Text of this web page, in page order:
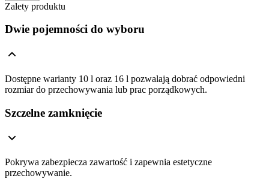
Zalety produktu
Dwie pojemności do wyboru
Dostępne warianty 10 l oraz 16 l pozwalają dobrać odpowiedni
rozmiar do przechowywania lub prac porządkowych.
Szczelne zamknięcie
Pokrywa zabezpiecza zawartość i zapewnia estetyczne
przechowywanie.